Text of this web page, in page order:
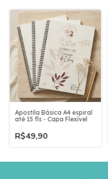
Apostila Básica A4 espiral
até 15 fls - Capa Flexível
R$49,90